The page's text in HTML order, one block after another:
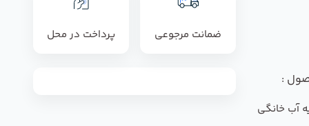
:
آب خانگی
ضمانت مرجوعی پرداخت در محل